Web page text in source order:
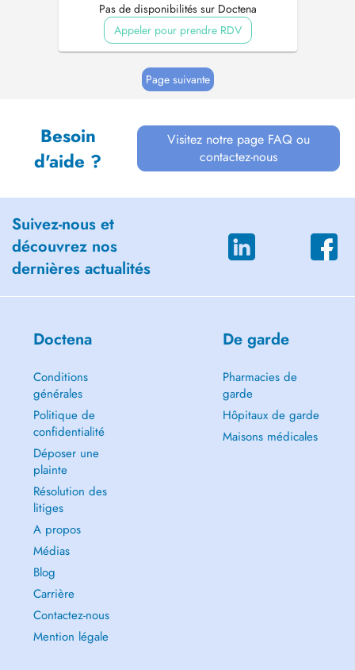
Pas de disponibilités sur Doctena
Appeler pour prendre RDV
Page suivante
Besoin
d'aide ?
Visitez notre page FAQ ou
contactez-nous
Suivez-nous et
découvrez nos
dernières actualités
Doctena
Conditions
générales
Politique de
confidentialité
Déposer une
plainte
Résolution des
litiges
A propos
Médias
Blog
Carrière
Contactez-nous
Mention légale
De garde
Pharmacies de
garde
Hôpitaux de garde
Maisons médicales